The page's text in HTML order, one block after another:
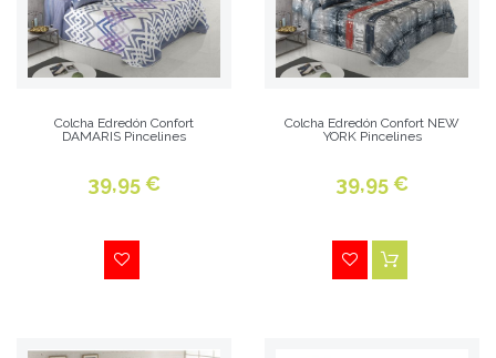
Colcha Edredón Confort
DAMARIS Pincelines
39,95 €
Colcha Edredón Confort NEW
YORK Pincelines
39,95 €